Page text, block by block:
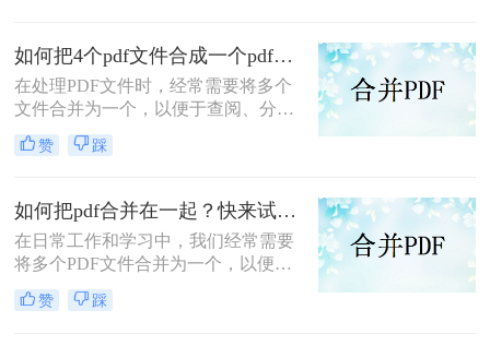
急的！”这样的场景，你是否熟悉？如何把4个pdf文件合成一个pdf？这3种合成方法请务必学会！
在处理PDF文件时，经常需要将多个
文件合并为一个，以便于查阅、分享
或存储。那么如何把4个pdf文件合成
一个pdf呢？本文将介绍三种将4个
赞 踩
如何把pdf合并在一起？快来试试这3种合并方法！
在日常工作和学习中，我们经常需要
将多个PDF文件合并为一个，以便于
查阅和分享。那么如何把pdf合并在一
起呢？本文将介绍三种常用的PDF合
赞 踩